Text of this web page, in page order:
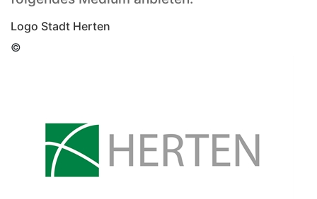
Logo Stadt Herten
©